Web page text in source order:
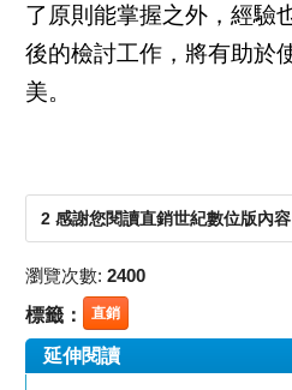
了原則能掌握之外，經驗
後的檢討工作，將有助於
美。
2 感謝您閱讀直銷世紀數位版內容
瀏覽次數: 2400
標籤： 直銷
延伸閱讀